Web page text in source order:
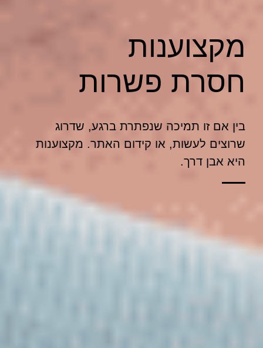
מקצוענות
חסרת פשרות
בין אם זו תמיכה שנפתרת ברגע, שדרוג
שרוצים לעשות, או קידום האתר. מקצוענות
היא אבן דרך.